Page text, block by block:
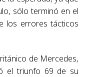
sólo terminó en el
los errores tácticos
de Mercedes,
el triunfo 69 de su